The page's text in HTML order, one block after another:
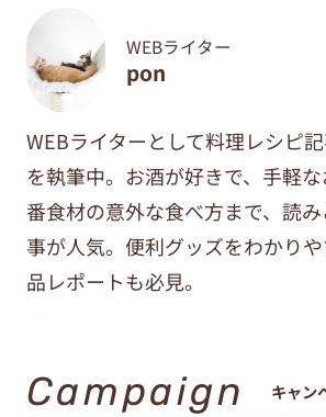
WEBライター
pon
WEBライターとして料理レシピ
を執筆中。 お酒が好きで、手軽
番食材の意外な食べ方まで、 読
事が人気。便利グッズをわかり
品レポートも必見。
Campaign キャン